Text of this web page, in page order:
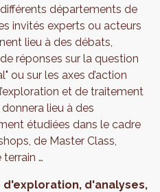
départements de
invités experts ou acteurs
lieu à des débats,
réponses sur la question
ou sur les axes d’action
et de traitement
lieu à des
étudiées dans le cadre
de Master Class,
terrain …
d'analyses,